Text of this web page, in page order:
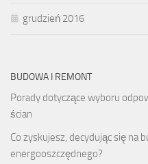
grudzień 2016
BUDOWA I REMONT
Porady dotyczące wyboru
ścian
Co zyskujesz, decydując się na
energooszczędnego?